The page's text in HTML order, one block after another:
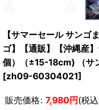
【サマーセール サンゴ
ゴ】【通販】【沖縄産
個）（±15-18cm) （サ
[zh09-60304021]
販売価格: 7,980円(税